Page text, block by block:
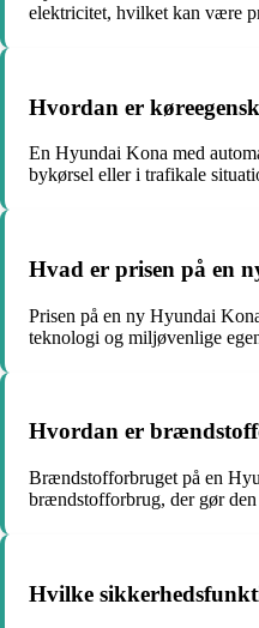
elektricitet, hvilket kan være
Hvordan er
En Hyundai Kona med
bykørsel eller i trafikale
Hvad er prisen på en
Prisen på en ny Hyundai
teknologi og miljøvenlige
Hvordan er
Brændstofforbruget på en
brændstofforbrug, der gør
Hvilke